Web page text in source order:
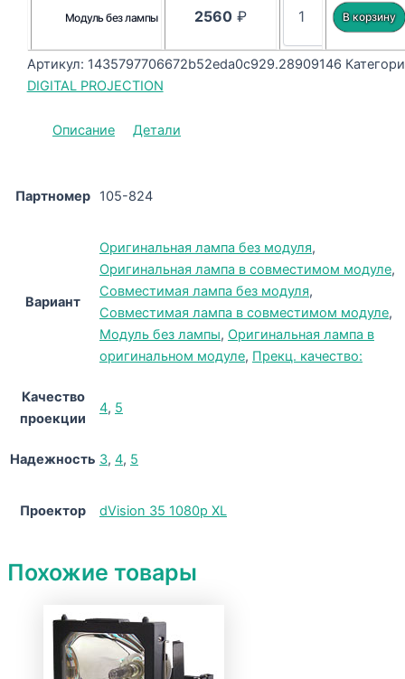
Модуль без лампы 2560₽
Артикул: 1435797706672b52eda0c929.28909146
DIGITAL PROJECTION
Описание Детали
Партномер 105-824
Вариант
Оригинальная лампа без модуля,
Оригинальная лампа в совместимом модуле,
Совместимая лампа без модуля,
Совместимая лампа в совместимом модуле,
Модуль без лампы, Оригинальная лампа в
оригинальном модуле, Прекц. качество:
Качество
проекции
4, 5
Надежность 3, 4, 5
Проектор dVision 35 1080p XL
Похожие товары